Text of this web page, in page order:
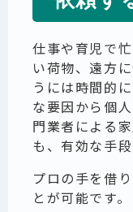
仕事や育児で
い荷物、遠方
うには時間的
な要因から個
門業者による
も、有効な手段
プロの手を借
とが可能です。